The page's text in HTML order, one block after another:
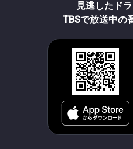
見逃したド
TBSで放送中の